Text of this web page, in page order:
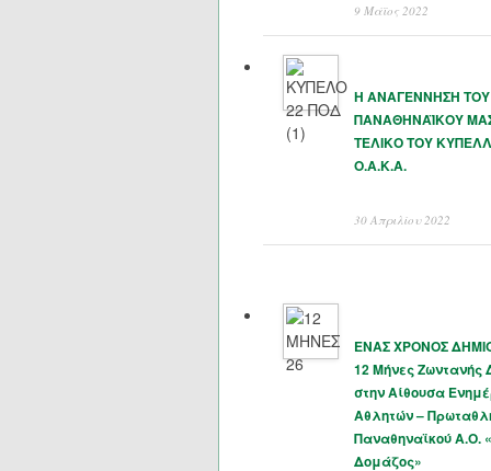
9 Μάϊος 2022
Η ΑΝΑΓΕΝΝΗΣΗ ΤΟΥ
ΠΑΝΑΘΗΝΑΪΚΟΥ
ΤΕΛΙΚΟ ΤΟΥ
Ο.Α.Κ.Α.
30 Απριλίου 2022
ΕΝΑΣ ΧΡΟΝΟΣ
12 Μήνες Ζωντανής
στην Αίθουσα
Αθλητών –
Παναθηναϊκού Α.Ο.
Δομάζος»